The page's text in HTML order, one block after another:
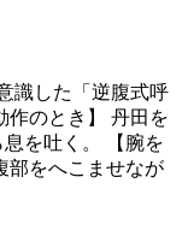
識した「逆腹式呼
作のとき】 丹田を
を吐く。 【腕を
部をへこませなが